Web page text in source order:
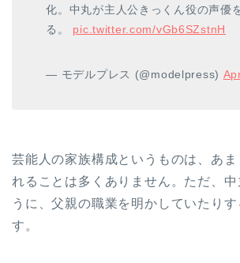
化。中丸が主人公きっくん役の声優
る。 pic.twitter.com/vGb6SZstnH
— モデルプレス (@modelpress)
芸能人の家族構成というものは、あま
れることは多くありません。ただ、中
うに、父親の職業を明かしていたりす
す。